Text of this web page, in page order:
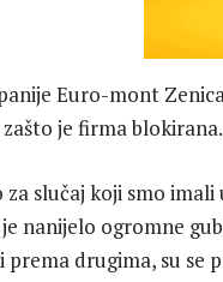
Euro-mont
je firma blokirana.
za slučaj koji smo
nanijelo ogromne
prema drugima, su se